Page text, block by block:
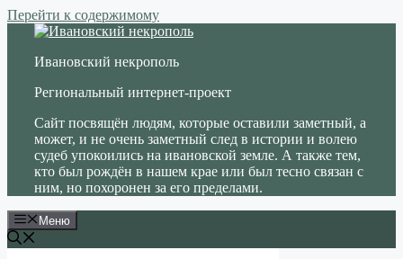
Перейти к содержимому
Ивановский некрополь
Региональный интернет-проект
Сайт посвящён людям, которые оставили заметный, а
может, и не очень заметный след в истории и волею
судеб упокоились на ивановской земле. А также тем,
кто был рождён в нашем крае или был тесно связан с
ним, но похоронен за его пределами.
Меню